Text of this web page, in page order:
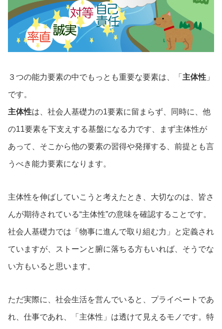
３つの能力要素の中でもっとも重要な要素は、「 主体性 」
です。
主体性は、社会人基礎力の1要素に留まらず、同時に、他
の11要素を下支えする基盤になる力です、まず主体性が
あって、そこから他の要素の習得や発揮する、前提とも言
うべき能力要素になります。
主体性を伸ばしていこうと考えたとき、大切なのは、皆さ
んが期待されている“主体性”の意味を確認することです。
社会人基礎力では「物事に進んで取り組む力」と定義され
ていますが、ストーンと腑に落ちる方もいれば、そうでな
い方もいると思います。
ただ実際に、社会生活を営んでいると、プライベートであ
れ、仕事であれ、「主体性」は透けて見えるモノです。特